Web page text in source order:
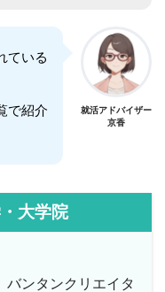
ている
で紹介
就活アドバイザー
京香
大学院
バンタンクリエイタ